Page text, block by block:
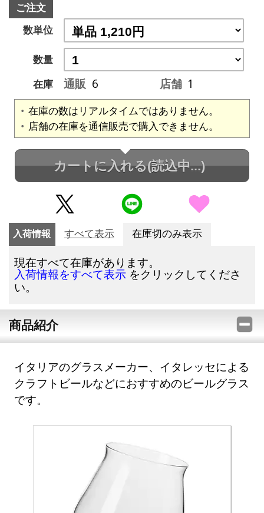
ご注文
数単位
数量
在庫
通販 6 店舗 1
在庫の数はリアルタイムではありません。
店舗の在庫を通信販売で購入できません。
カートに入れる(読込中...)
入荷情報 すべて表示 在庫切のみ表示
現在すべて在庫があります。
入荷情報をすべて表示 をクリックしてくださ
い。
商品紹介
イタリアのグラスメーカー、イタレッセによる
クラフトビールなどにおすすめのビールグラス
です。